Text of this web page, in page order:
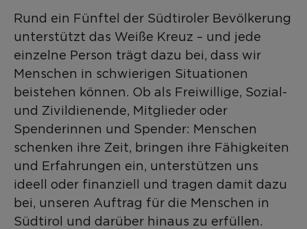
Rund ein Fünftel der Südtiroler Bevölkerung
unterstützt das Weiße Kreuz – und jede
einzelne Person trägt dazu bei, dass wir
Menschen in schwierigen Situationen
beistehen können. Ob als Freiwillige, Sozial-
und Zivildienende, Mitglieder oder
Spenderinnen und Spender: Menschen
schenken ihre Zeit, bringen ihre Fähigkeiten
und Erfahrungen ein, unterstützen uns
ideell oder finanziell und tragen damit dazu
bei, unseren Auftrag für die Menschen in
Südtirol und darüber hinaus zu erfüllen.